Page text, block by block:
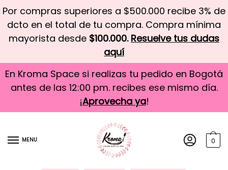
Por compras superiores a $500.000 recibe 3% de
dcto en el total de tu compra. Compra mínima
mayorista desde $100.000. Resuelve tus dudas
aquí
En Kroma Space si realizas tu pedido en Bogotá
antes de las 12:00 pm. recibes ese mismo día.
¡Aprovecha ya!
MENU 0